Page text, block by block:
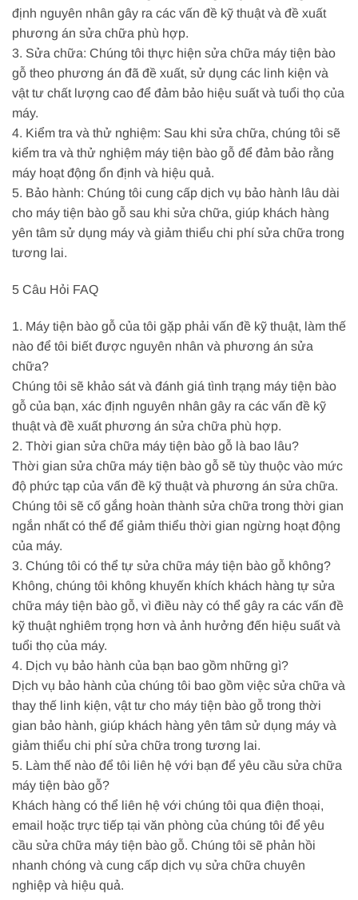
định nguyên nhân gây ra các vấn đề kỹ thuật và đề xuất
phương án sửa chữa phù hợp.
3. Sửa chữa: Chúng tôi thực hiện sửa chữa máy tiện bào
gỗ theo phương án đã đề xuất, sử dụng các linh kiện và
vật tư chất lượng cao để đảm bảo hiệu suất và tuổi thọ của
máy.
4. Kiểm tra và thử nghiệm: Sau khi sửa chữa, chúng tôi sẽ
kiểm tra và thử nghiệm máy tiện bào gỗ để đảm bảo rằng
máy hoạt động ổn định và hiệu quả.
5. Bảo hành: Chúng tôi cung cấp dịch vụ bảo hành lâu dài
cho máy tiện bào gỗ sau khi sửa chữa, giúp khách hàng
yên tâm sử dụng máy và giảm thiểu chi phí sửa chữa trong
tương lai.
5 Câu Hỏi FAQ
1. Máy tiện bào gỗ của tôi gặp phải vấn đề kỹ thuật, làm thế
nào để tôi biết được nguyên nhân và phương án sửa
chữa?
Chúng tôi sẽ khảo sát và đánh giá tình trạng máy tiện bào
gỗ của bạn, xác định nguyên nhân gây ra các vấn đề kỹ
thuật và đề xuất phương án sửa chữa phù hợp.
2. Thời gian sửa chữa máy tiện bào gỗ là bao lâu?
Thời gian sửa chữa máy tiện bào gỗ sẽ tùy thuộc vào mức
độ phức tạp của vấn đề kỹ thuật và phương án sửa chữa.
Chúng tôi sẽ cố gắng hoàn thành sửa chữa trong thời gian
ngắn nhất có thể để giảm thiểu thời gian ngừng hoạt động
của máy.
3. Chúng tôi có thể tự sửa chữa máy tiện bào gỗ không?
Không, chúng tôi không khuyến khích khách hàng tự sửa
chữa máy tiện bào gỗ, vì điều này có thể gây ra các vấn đề
kỹ thuật nghiêm trọng hơn và ảnh hưởng đến hiệu suất và
tuổi thọ của máy.
4. Dịch vụ bảo hành của bạn bao gồm những gì?
Dịch vụ bảo hành của chúng tôi bao gồm việc sửa chữa và
thay thế linh kiện, vật tư cho máy tiện bào gỗ trong thời
gian bảo hành, giúp khách hàng yên tâm sử dụng máy và
giảm thiểu chi phí sửa chữa trong tương lai.
5. Làm thế nào để tôi liên hệ với bạn để yêu cầu sửa chữa
máy tiện bào gỗ?
Khách hàng có thể liên hệ với chúng tôi qua điện thoại,
email hoặc trực tiếp tại văn phòng của chúng tôi để yêu
cầu sửa chữa máy tiện bào gỗ. Chúng tôi sẽ phản hồi
nhanh chóng và cung cấp dịch vụ sửa chữa chuyên
nghiệp và hiệu quả.